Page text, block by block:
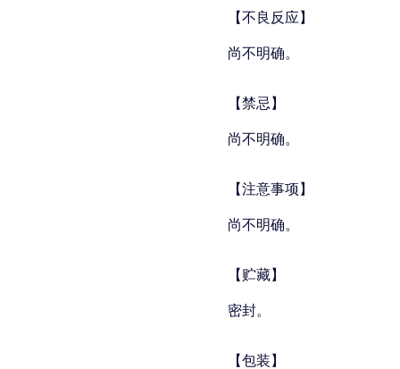
【不良反应】
尚不明确。
【禁忌】
尚不明确。
【注意事项】
尚不明确。
【贮藏】
密封。
【包装】